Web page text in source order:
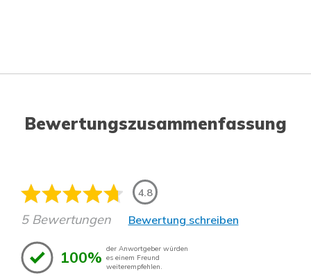
Bewertungszusammenfassung
4.8
5 Bewertungen Bewertung schreiben
100% der Anwortgeber würden
es einem Freund
weiterempfehlen.